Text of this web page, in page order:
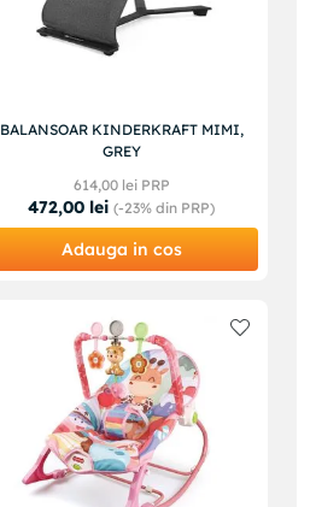
BALANSOAR KINDERKRAFT MIMI,
GREY
614,00lei PRP
472,00 lei (-23% din PRP)
Adauga in cos